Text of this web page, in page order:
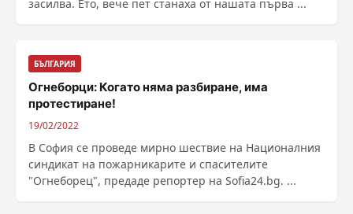
засилва. Ето, вече пет станаха от нашата първа ...
БЪЛГАРИЯ
Огнеборци: Когато няма разбиране, има
протестиране!
19/02/2022
В София се проведе мирно шествие на Националния
синдикат на пожарникарите и спасителите
"Огнеборец", предаде репортер на Sofia24.bg. ...